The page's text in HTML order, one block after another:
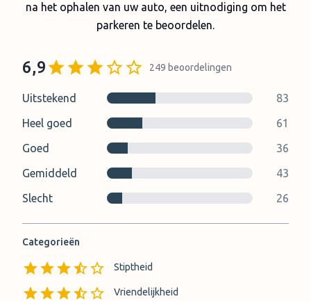
na het ophalen van uw auto, een uitnodiging om het
parkeren te beoordelen.
6,9 249 beoordelingen
Uitstekend
83
Heel goed
61
Goed
36
Gemiddeld
43
Slecht
26
Categorieën
Stiptheid
Vriendelijkheid